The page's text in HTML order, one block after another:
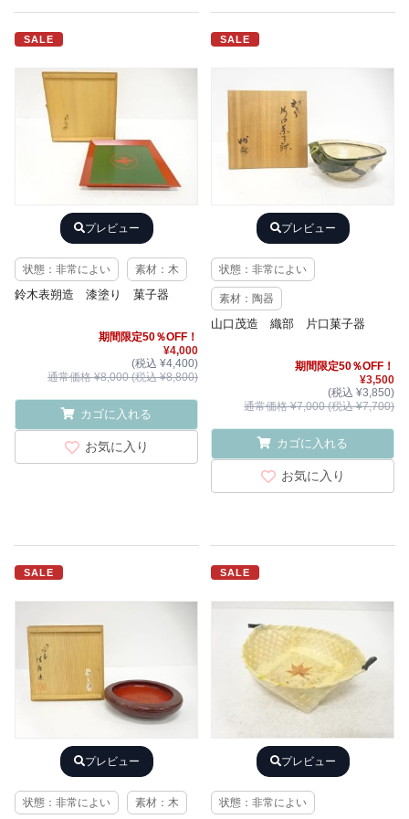
SALE
プレビュー
状態：非常によい 素材：木
鈴木表朔造 漆塗り 菓子器
期間限定50％OFF！
¥4,000
(税込 ¥4,400)
通常価格 ¥8,000 (税込 ¥8,800)
カゴに入れる
お気に入り
SALE
プレビュー
状態：非常によい
素材：陶器
山口茂造 織部 片口菓子器
期間限定50％OFF！
¥3,500
(税込 ¥3,850)
通常価格 ¥7,000 (税込 ¥7,700)
カゴに入れる
お気に入り
SALE
プレビュー
状態：非常によい 素材：木
SALE
プレビュー
状態：非常によい